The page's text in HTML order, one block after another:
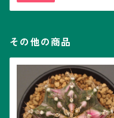
その他の商品